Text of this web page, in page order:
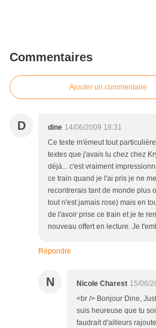
Commentaires
Ajouter un commentaire
D dine 14/06/2009 18:31
Ce texte m'émeut tout
textes que j'avais lu chez chez
déjà... c'est vraiment
ce train quand je l'ai pris je ne
recontrerais tant de monde plus
tout n'est jamais rose) mais en
de l'avoir prise ce train et je te
nouveau offert en lecture. Je
Répondre
N Nicole Charest 15/06/
<br /> Bonjour Dine,
suis heureuse que tu
faudrait d'ailleurs